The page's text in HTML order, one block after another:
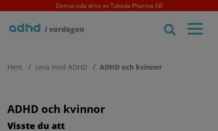
to
main
content
Denna sida drivs av Takeda Pharma AB
Hem Leva med ADHD ADHD och kvinnor
ADHD och kvinnor
Visste du att